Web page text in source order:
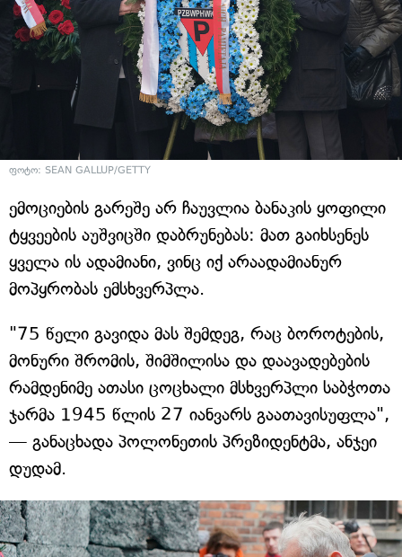
ფოტო: SEAN GALLUP/GETTY
ემოციების გარეშე არ ჩაუვლია ბანაკის ყოფილი
ტყვეების აუშვიცში დაბრუნებას: მათ გაიხსენეს
ყველა ის ადამიანი, ვინც იქ არაადამიანურ
მოპყრობას ემსხვერპლა.
"75 წელი გავიდა მას შემდეგ, რაც ბოროტების,
მონური შრომის, შიმშილისა და დაავადებების
რამდენიმე ათასი ცოცხალი მსხვერპლი საბჭოთა
ჯარმა 1945 წლის 27 იანვარს გაათავისუფლა",
— განაცხადა პოლონეთის პრეზიდენტმა, ანჯეი
დუდამ.